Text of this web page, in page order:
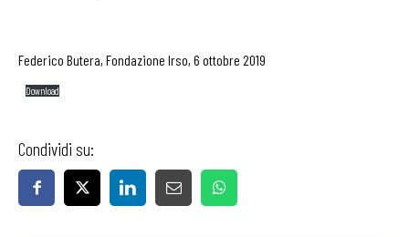
Federico Butera, Fondazione Irso, 6 ottobre 2019
Download
Condividi su: